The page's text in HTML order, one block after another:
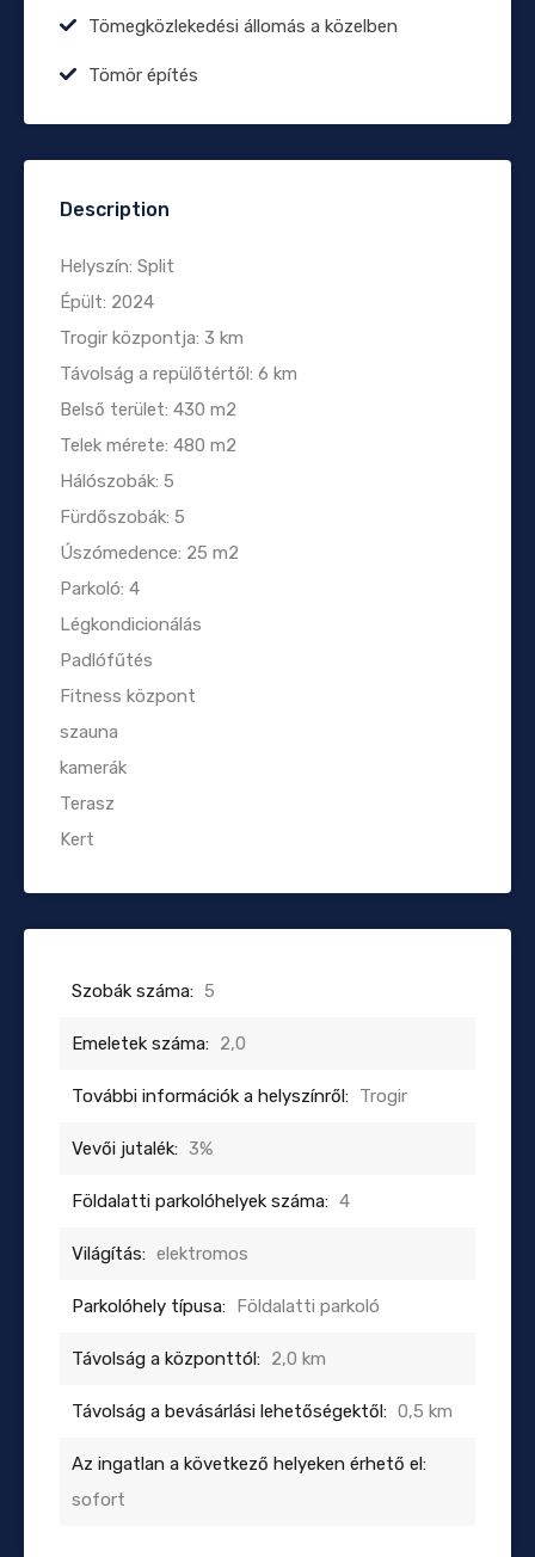
Tömegközlekedési állomás a közelben
Tömör építés
Description
Helyszín: Split
Épült: 2024
Trogir központja: 3 km
Távolság a repülőtértől: 6 km
Belső terület: 430 m2
Telek mérete: 480 m2
Hálószobák: 5
Fürdőszobák: 5
Úszómedence: 25 m2
Parkoló: 4
Légkondicionálás
Padlófűtés
Fitness központ
szauna
kamerák
Terasz
Kert
Szobák száma: 5
Emeletek száma: 2,0
További információk a helyszínről: Trogir
Vevői jutalék: 3%
Földalatti parkolóhelyek száma: 4
Világítás: elektromos
Parkolóhely típusa: Földalatti parkoló
Távolság a központtól: 2,0 km
Távolság a bevásárlási lehetőségektől: 0,5 km
Az ingatlan a következő helyeken érhető el:
sofort